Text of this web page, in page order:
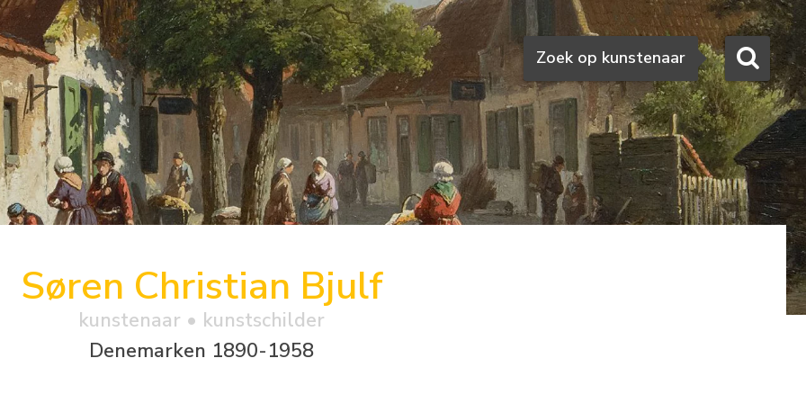
Zoeken
Zoek op kunstenaar
Søren Christian Bjulf
kunstenaar • kunstschilder
Denemarken 1890-1958